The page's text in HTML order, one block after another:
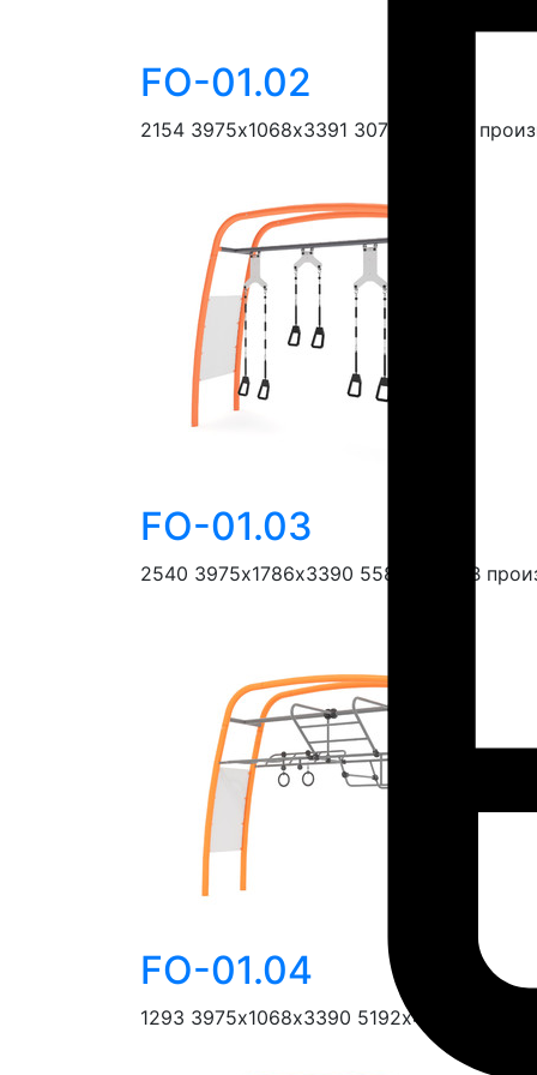
FO-01.02
2154 3975х1068х3391 3076х5194 В
FO-01.03
2540 3975х1786х3390 5586х5891 В
FO-01.04
1293 3975х1068х3390 5192x4000